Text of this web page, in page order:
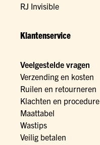
RJ Invisible
Klantenservice
Veelgestelde vragen
Verzending en kosten
Ruilen en retourneren
Klachten en procedure
Maattabel
Wastips
Veilig betalen